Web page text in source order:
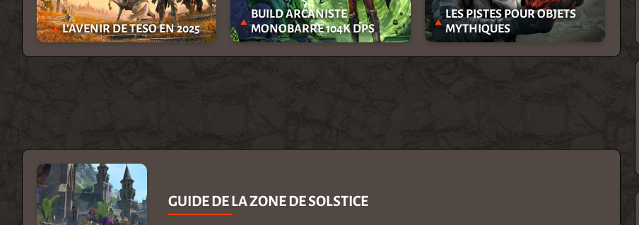
L'AVENIR DE TESO EN 2025
BUILD ARCANISTE
MONOBARRE 104K DPS
LES PISTES POUR OBJETS
MYTHIQUES
GUIDE DE LA ZONE DE SOLSTICE